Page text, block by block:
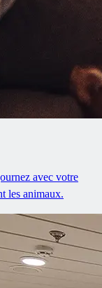
avec votre
les animaux.